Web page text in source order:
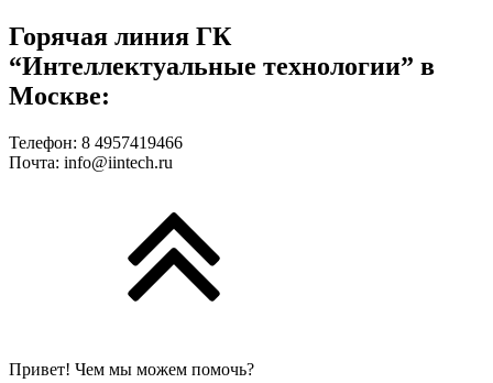
Горячая линия ГК
“Интеллектуальные технологии” в
Москве:
Телефон: 8 4957419466
Почта: info@iintech.ru
Привет! Чем мы можем помочь?